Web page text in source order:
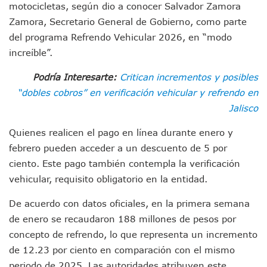
“Kato” Supera El Abandono Y Comienza Una Nueva Vida
México Necesitaba 600 Mil Empleos; Solo Generó 262 Mil
Poderoso Terremoto Destruye Edificios Y Puentes En
Munguía Es El Sexto Mejor Alcalde De Jalisco, Según
Colectivos Piden A Lemus Más Ministerios Públicos Para
Avenida Federación En Puerto Vallarta Registra 80% De
Caída De “El Mencho” Elevó Percepción De Inseguridad
Mercado Vallarta Incluye Reúne A Emprendedores
CEDHJ Señala Violaciones A Derechos De Víctima De
Ayutla Bajo Investigación Tras Reporte De Posible
Maleza Crece En Camellones De La Principal Avenida
Lluvias E Inundaciones No Detienen El Transporte Público
Entregan Aparato Auditivo A Don Juan Ramírez En Puerto
Juan Carlos Castro Realiza Asamblea Informativa En La
Huracán En Formación Podría Generar Oleaje Elevado En
Viajar A Puerto Vallarta Este Verano Puede Costar Hasta
Buscan Reducir Riesgos Por Cocodrilos En Playas De
motocicletas, según dio a conocer Salvador Zamora
Zamora, Secretario General de Gobierno, como parte
del programa Refrendo Vehicular 2026, en “modo
increíble”.
Podría Interesarte: Critican incrementos y posibles
“dobles cobros” en verificación vehicular y refrendo en
Jalisco
Quienes realicen el pago en línea durante enero y
febrero pueden acceder a un descuento de 5 por
ciento. Este pago también contempla la verificación
vehicular, requisito obligatorio en la entidad.
De acuerdo con datos oficiales, en la primera semana
de enero se recaudaron 188 millones de pesos por
concepto de refrendo, lo que representa un incremento
de 12.23 por ciento en comparación con el mismo